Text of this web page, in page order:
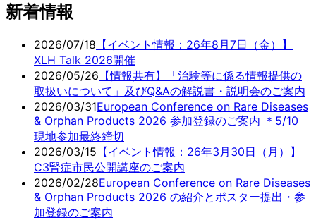
新着情報
2026/07/18 【イベント情報：26年8月7日（金）】
XLH Talk 2026開催
2026/05/26 【情報共有】「治験等に係る情報提供の
取扱いについて」及びQ&Aの解説書・説明会のご案内
2026/03/31European Conference on Rare Diseases
& Orphan Products 2026 参加登録のご案内 ＊5/10
現地参加最終締切
2026/03/15 【イベント情報：26年3月30日（月）】
C3腎症市民公開講座のご案内
2026/02/28European Conference on Rare Diseases
& Orphan Products 2026 の紹介とポスター提出・参
加登録のご案内